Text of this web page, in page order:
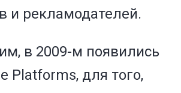
и рекламодателей.
в 2009-м появились
Platforms, для того,